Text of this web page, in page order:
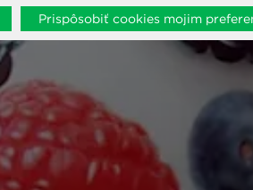
Prispôsobiť cookies mojim